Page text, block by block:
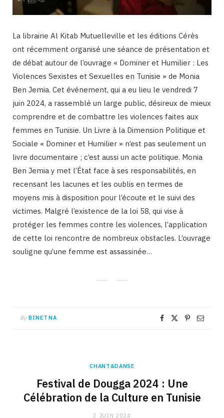
La librairie Al Kitab Mutuelleville et les éditions Cérès
ont récemment organisé une séance de présentation et
de débat autour de l’ouvrage « Dominer et Humilier : Les
Violences Sexistes et Sexuelles en Tunisie » de Monia
Ben Jemia. Cet événement, qui a eu lieu le vendredi 7
juin 2024, a rassemblé un large public, désireux de mieux
comprendre et de combattre les violences faites aux
femmes en Tunisie. Un Livre à la Dimension Politique et
Sociale « Dominer et Humilier » n’est pas seulement un
livre documentaire ; c’est aussi un acte politique. Monia
Ben Jemia y met l’État face à ses responsabilités, en
recensant les lacunes et les oublis en termes de
moyens mis à disposition pour l’écoute et le suivi des
victimes. Malgré l’existence de la loi 58, qui vise à
protéger les femmes contre les violences, l’application
de cette loi rencontre de nombreux obstacles. L’ouvrage
souligne qu’une femme est assassinée…
By BINETNA
CHANT&DANSE
Festival de Dougga 2024 : Une
Célébration de la Culture en Tunisie
3 JUIN 2024